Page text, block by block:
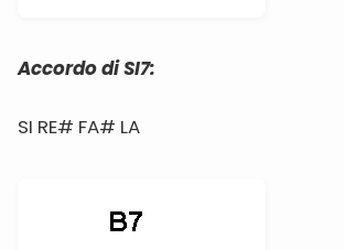
Accordo di SI7:
SI RE# FA# LA